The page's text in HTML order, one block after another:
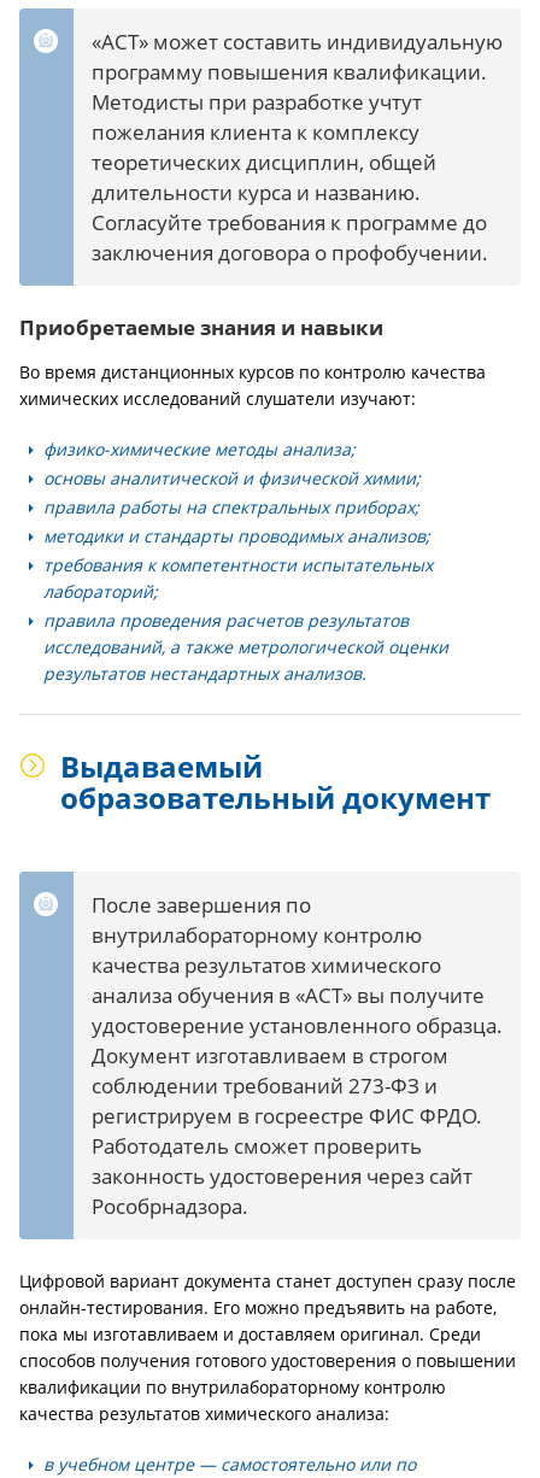
«АСТ» может составить индивидуальную
программу повышения квалификации.
Методисты при разработке учтут
пожелания клиента к комплексу
теоретических дисциплин, общей
длительности курса и названию.
Согласуйте требования к программе до
заключения договора о профобучении.
Приобретаемые знания и навыки
Во время дистанционных курсов по контролю качества
химических исследований слушатели изучают:
физико-химические методы анализа;
основы аналитической и физической химии;
правила работы на спектральных приборах;
методики и стандарты проводимых анализов;
требования к компетентности испытательных
лабораторий;
правила проведения расчетов результатов
исследований, а также метрологической оценки
результатов нестандартных анализов.
Выдаваемый
образовательный документ
После завершения по
внутрилабораторному контролю
качества результатов химического
анализа обучения в «АСТ» вы получите
удостоверение установленного образца.
Документ изготавливаем в строгом
соблюдении требований 273-ФЗ и
регистрируем в госреестре ФИС ФРДО.
Работодатель сможет проверить
законность удостоверения через сайт
Рособрнадзора.
Цифровой вариант документа станет доступен сразу после
онлайн-тестирования. Его можно предъявить на работе,
пока мы изготавливаем и доставляем оригинал. Среди
способов получения готового удостоверения о повышении
квалификации по внутрилабораторному контролю
качества результатов химического анализа:
в учебном центре — самостоятельно или по